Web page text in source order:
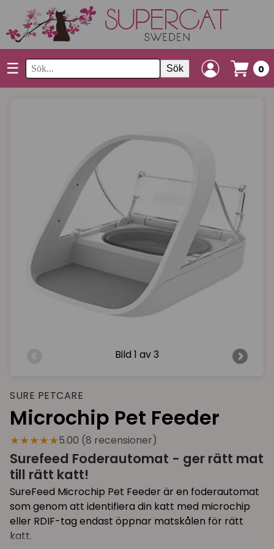
☰ Sök 0
Bild 1 av 3
SURE PETCARE
Microchip Pet Feeder
★★★★★5.00 (8 recensioner)
Surefeed Foderautomat - ger rätt mat
till rätt katt!
SureFeed Microchip Pet Feeder är en foderautomat
som genom att identifiera din katt med microchip
eller RDIF-tag endast öppnar matskålen för rätt
katt.